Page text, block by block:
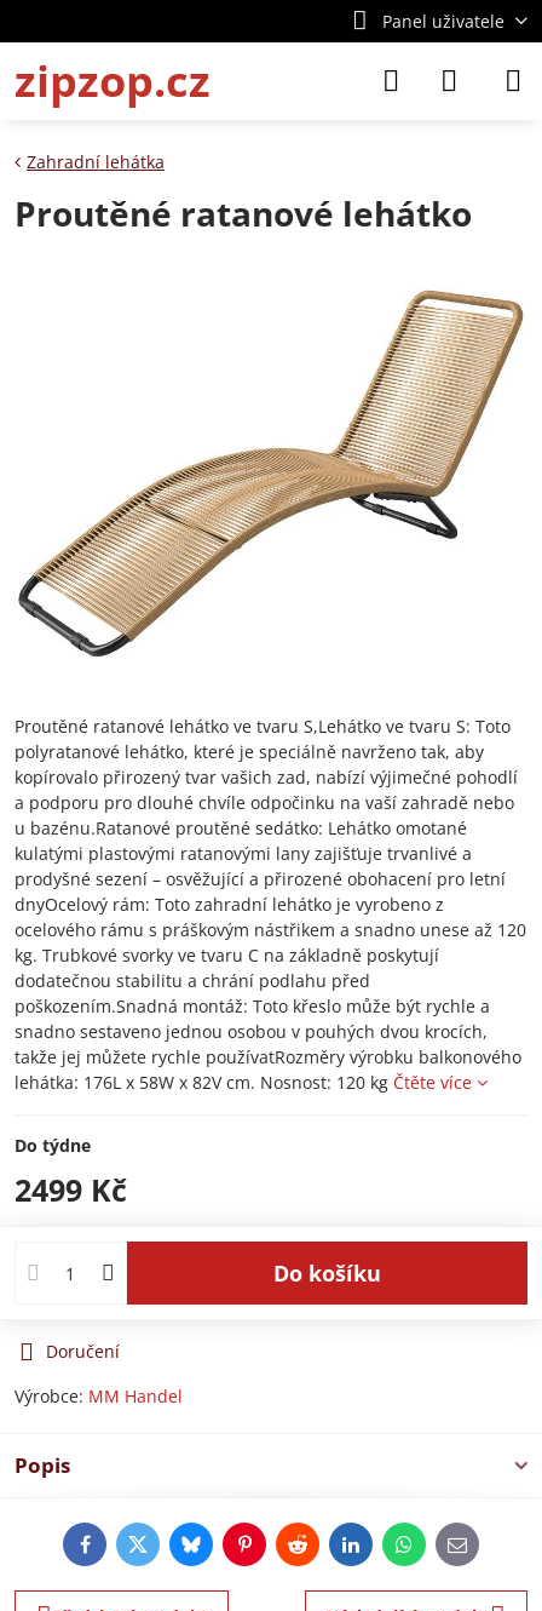
Panel uživatele
zipzop.cz
Zahradní lehátka
Proutěné ratanové lehátko
Proutěné ratanové lehátko ve tvaru S,Lehátko ve tvaru S: Toto
polyratanové lehátko, které je speciálně navrženo tak, aby
kopírovalo přirozený tvar vašich zad, nabízí výjimečné pohodlí
a podporu pro dlouhé chvíle odpočinku na vaší zahradě nebo
u bazénu.Ratanové proutěné sedátko: Lehátko omotané
kulatými plastovými ratanovými lany zajišťuje trvanlivé a
prodyšné sezení – osvěžující a přirozené obohacení pro letní
dnyOcelový rám: Toto zahradní lehátko je vyrobeno z
ocelového rámu s práškovým nástřikem a snadno unese až 120
kg. Trubkové svorky ve tvaru C na základně poskytují
dodatečnou stabilitu a chrání podlahu před
poškozením.Snadná montáž: Toto křeslo může být rychle a
snadno sestaveno jednou osobou v pouhých dvou krocích,
takže jej můžete rychle používatRozměry výrobku balkonového
lehátka: 176L x 58W x 82V cm. Nosnost: 120 kg Čtěte více
Do týdne
2499 Kč
Do košíku
Doručení
Výrobce: MM Handel
Popis
FacebookTwitterBlueskyPinterestRedditLinkedInWhatsApp
E-
mail